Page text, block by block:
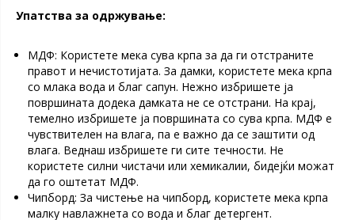
Упатства за одржување:
МДФ: Користете мека сува крпа за да ги отстраните
правот и нечистотијата. За дамки, користете мека крпа
со млака вода и благ сапун. Нежно избришете ја
површината додека дамката не се отстрани. На крај,
темелно избришете ја површината со сува крпа. МДФ е
чувствителен на влага, па е важно да се заштити од
влага. Веднаш избришете ги сите течности. Не
користете силни чистачи или хемикалии, бидејќи можат
да го оштетат МДФ.
Чипборд: За чистење на чипборд, користете мека крпа
малку навлажнета со вода и благ детергент.